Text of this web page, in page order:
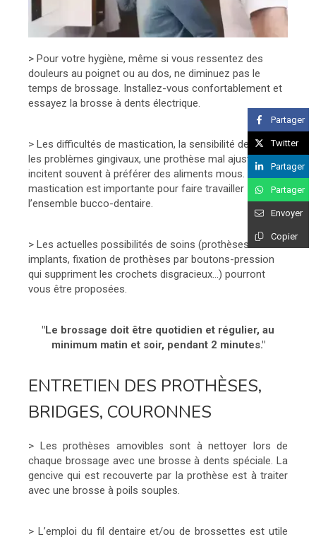
> Pour votre hygiène, même si vous ressentez des
douleurs au poignet ou au dos, ne diminuez pas le
temps de brossage. Installez-vous confortablement et
essayez la brosse à dents électrique.
> Les difficultés de mastication, la sensibilité dentaire,
les problèmes gingivaux, une prothèse mal ajustée
incitent souvent à préférer des aliments mous. Or, la
mastication est importante pour faire travailler
l’ensemble bucco-dentaire.
> Les actuelles possibilités de soins (prothèses sur
implants, fixation de prothèses par boutons-pression
qui suppriment les crochets disgracieux...) pourront
vous être proposées.
"Le brossage doit être quotidien et régulier, au
minimum matin et soir, pendant 2 minutes."
ENTRETIEN DES PROTHÈSES,
BRIDGES, COURONNES
> Les prothèses amovibles sont à nettoyer lors de
chaque brossage avec une brosse à dents spéciale. La
gencive qui est recouverte par la prothèse est à traiter
avec une brosse à poils souples.
> L’emploi du fil dentaire et/ou de brossettes est utile
Partager
Twitter
Partager
Partager
Envoyer
Copier